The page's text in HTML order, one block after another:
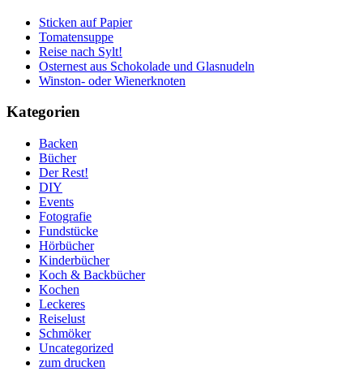
Sticken auf Papier
Tomatensuppe
Reise nach Sylt!
Osternest aus Schokolade und Glasnudeln
Winston- oder Wienerknoten
Kategorien
Backen
Bücher
Der Rest!
DIY
Events
Fotografie
Fundstücke
Hörbücher
Kinderbücher
Koch & Backbücher
Kochen
Leckeres
Reiselust
Schmöker
Uncategorized
zum drucken